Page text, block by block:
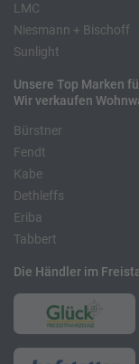
LMC
Niesmann + Bischoff
Sunlight
Unsere Top Marken
Wir verkaufen
Bürstner
Fendt
Kabe
Dethleffs
Eriba
Tabbert
Die Händler im